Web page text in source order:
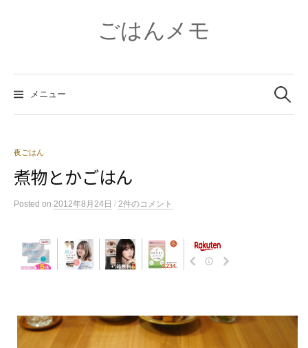
ス
キ
プ
ごはんメモ
メニュー
索:
夜ごはん
煮物とかごはん
Posted on 2012年8月24日 / 2件のコメント